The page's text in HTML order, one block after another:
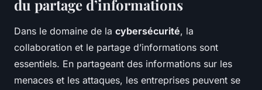
du partage d’informations
Dans le domaine de la cybersécurité, la
collaboration et le partage d’informations sont
essentiels. En partageant des informations sur les
menaces et les attaques, les entreprises peuvent se